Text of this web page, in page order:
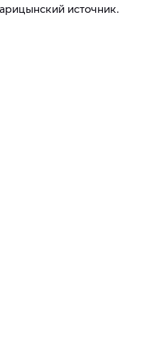
источник.